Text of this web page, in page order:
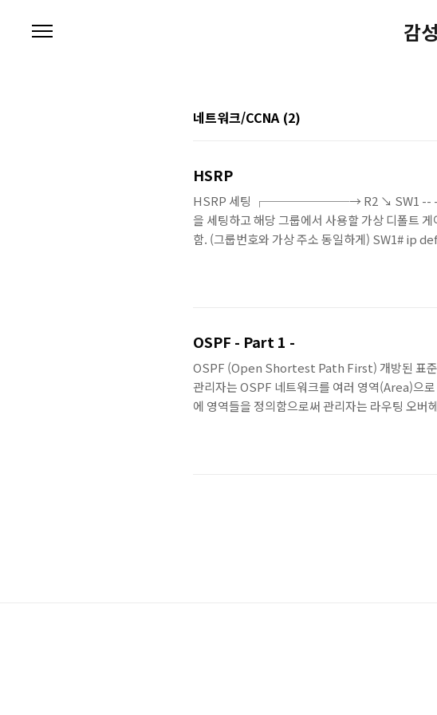
감
네트워크/CCNA (2)
HSRP
HSRP 세팅 ┌───────→ R2 ↘ SW1 -- -
을 세팅하고 해당 그룹에서 사용할 가상 디폴트
함. (그룹번호와 가상 주소 동일하게) SW1#
OSPF - Part 1 -
OSPF (Open Shortest Path First) 개방된 표준
관리자는 OSPF 네트워크를 여러 영역(Area)으
에 영역들을 정의함으로써 관리자는 라우팅 오